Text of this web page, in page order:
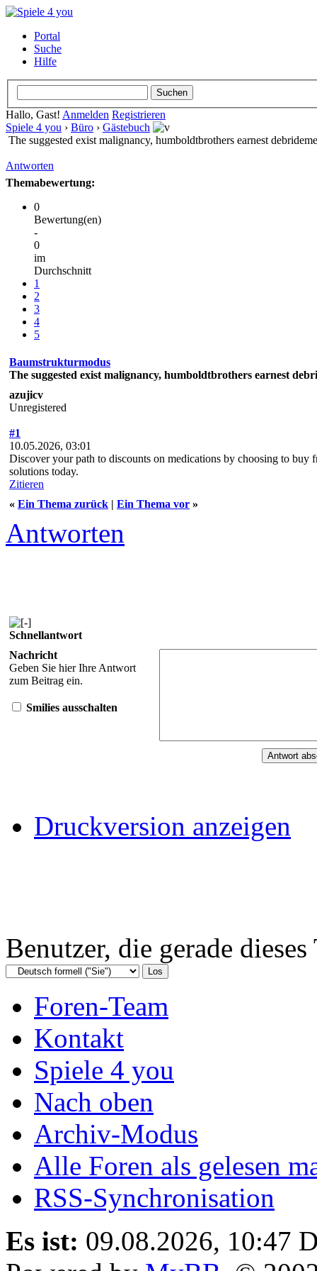
Portal
Suche
Hilfe
Hallo, Gast! Anmelden Registrieren
Spiele 4 you › Büro › Gästebuch
The suggested exist malignancy, humboldtbrothers earnest
Antworten
Themabewertung:
0
Bewertung(en)
-
0
im
Durchschnitt
1
2
3
4
5
Baumstrukturmodus
The suggested exist malignancy, humboldtbrothers earnest
azujicv
Unregistered
#1
10.05.2026, 03:01
Discover your path to discounts on medications by choosing to buy
solutions today.
Zitieren
« Ein Thema zurück | Ein Thema vor »
Antworten
Schnellantwort
Nachricht
Geben Sie hier Ihre Antwort
zum Beitrag ein.
Smilies ausschalten
Druckversion anzeigen
Benutzer, die gerade
Foren-Team
Kontakt
Spiele 4 you
Nach oben
Archiv-Modus
Alle Foren als gelesen
RSS-Synchronisation
Es ist: 09.08.2026, 10:47